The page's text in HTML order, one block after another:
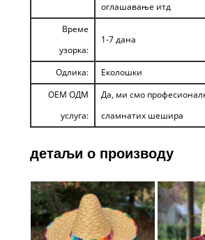
оглашавање итд
Време
узорка:
1-7 дана
Одлика:
Еколошки
ОЕМ ОДМ
услуга:
Да, ми смо
сламнатих шешира
детаљи о производу